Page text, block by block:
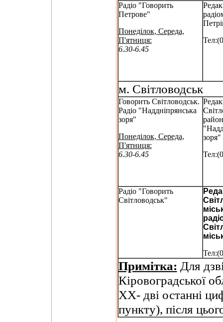
Радіо "Говорить
Петрове"
Понеділок, Середа,
П'ятниця:
6.30-6.45
м. Світловодськ
Говорить Світловодськ.
Радіо "Наддніпрянська
зоря"
Понеділок, Середа,
П'ятниця:
6.30-6.45
зоря"
Радіо "Говорить
Світловодськ"
Примітка: Для
Кіровоградської
ХХ- дві останні
пункту), після